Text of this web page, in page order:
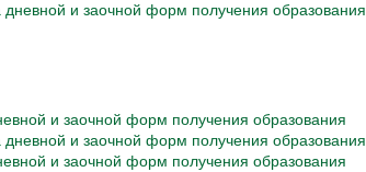
и заочной форм получения образования
и заочной форм получения образования
и заочной форм получения образования
и заочной форм получения образования